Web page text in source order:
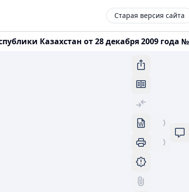
Старая версия сайта
Казахстан от 28 декабря 2009